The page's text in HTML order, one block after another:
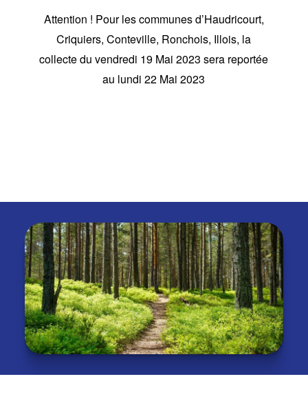
Attention ! Pour les communes d’Haudricourt,
Criquiers, Conteville, Ronchois, Illois, la
collecte du vendredi 19 Mai 2023 sera reportée
au lundi 22 Mai 2023